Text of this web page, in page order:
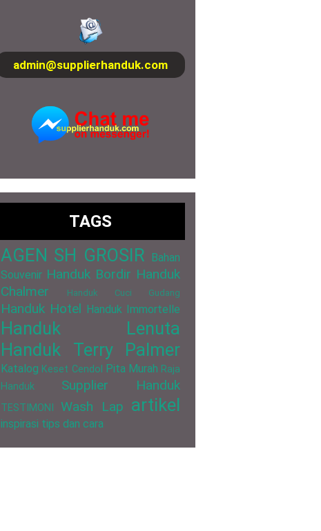
admin@supplierhanduk.com
TAGS
AGEN SH GROSIR Bahan
Souvenir Handuk Bordir Handuk
Chalmer
Handuk Cuci Gudang
Handuk Hotel Handuk Immortelle
Handuk Lenuta
Handuk Terry Palmer
Katalog Keset Cendol Pita Murah Raja
Handuk
Supplier Handuk
TESTIMONI Wash Lap artikel
inspirasi tips dan cara